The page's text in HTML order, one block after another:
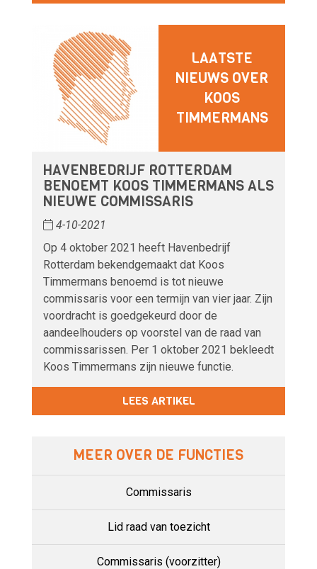
LAATSTE
NIEUWS OVER
KOOS
TIMMERMANS
HAVENBEDRIJF ROTTERDAM
BENOEMT KOOS TIMMERMANS ALS
NIEUWE COMMISSARIS
4-10-2021
Op 4 oktober 2021 heeft Havenbedrijf
Rotterdam bekendgemaakt dat Koos
Timmermans benoemd is tot nieuwe
commissaris voor een termijn van vier jaar. Zijn
voordracht is goedgekeurd door de
aandeelhouders op voorstel van de raad van
commissarissen. Per 1 oktober 2021 bekleedt
Koos Timmermans zijn nieuwe functie.
LEES ARTIKEL
MEER OVER DE FUNCTIES
Commissaris
Lid raad van toezicht
Commissaris (voorzitter)